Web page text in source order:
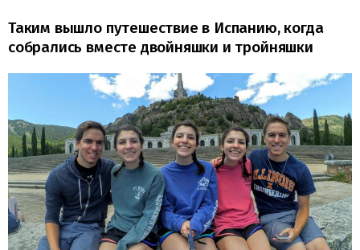
Таким вышло путешествие в Испанию, когда
собрались вместе двойняшки и тройняшки